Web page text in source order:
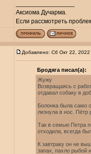
Аксиома Дучарма.
Если рассмотреть
Добавлено: Сб Окт 22, 2022
Бродяга писал(а):
Жужу
Возвращаясь с
отдавал собаку в
Болонка была само
лизнула в нос.
Так в семью Петра
отходила, всегда
К завтраку он не
запах, пахло рыбой